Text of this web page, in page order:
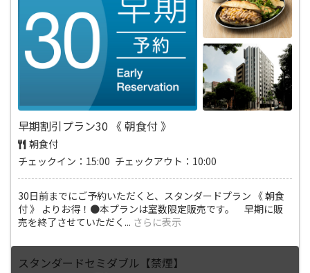
早期割引プラン30 《 朝食付 》
朝食付
チェックイン：15:00 チェックアウト：10:00
30日前までにご予約いただくと、スタンダードプラン 《 朝食
付 》 よりお得！●本プランは室数限定販売です。 早期に販
売を終了させていただく ... さらに表示
スタンダードセミダブル【禁煙】